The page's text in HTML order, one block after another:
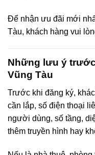
Để nhận ưu đãi mới
Tàu, khách hàng vui
Những lưu ý
Vũng Tàu
Trước khi đăng ký,
cần lắp, số điện thoại
người dùng, số tầng,
thêm truyền hình hay